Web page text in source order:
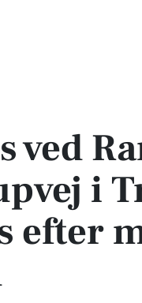
Pannerupvej i Trige får
ved
i
efter